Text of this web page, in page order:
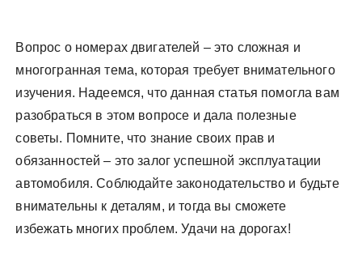
Вопрос о номерах двигателей – это сложная и
многогранная тема, которая требует внимательного
изучения. Надеемся, что данная статья помогла вам
разобраться в этом вопросе и дала полезные
советы. Помните, что знание своих прав и
обязанностей – это залог успешной эксплуатации
автомобиля. Соблюдайте законодательство и будьте
внимательны к деталям, и тогда вы сможете
избежать многих проблем. Удачи на дорогах!